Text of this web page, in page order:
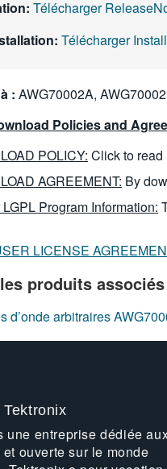
Télécharger
Télécharger
: AWG70002A,
Policies and
POLICY: Click to read
AGREEMENT: By
Program Information:
LICENSE
produits associés
d’onde arbitraires
une entreprise dédiée
ouverte sur le monde